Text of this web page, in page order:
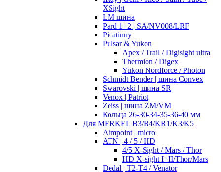
XSight
LM шина
Pard 1+2 | SA/NV008/LRF
Picatinny
Pulsar & Yukon
Apex / Trail / Digisight ultra
Thermion / Digex
Yukon Nordforce / Photon
Schmidt Bender | шина Convex
Swarovski | шина SR
Venox | Patriot
Zeiss | шина ZM/VM
Кольца 26-30-34-35-36-40 мм
Для MERKEL B3/B4/KR1/K3/K5
Aimpoint | micro
ATN | 4 / 5 / HD
4/5 X-Sight / Mars / Thor
HD X-sight I+II/Thor/Mars
Dedal | T2-T4 / Venator